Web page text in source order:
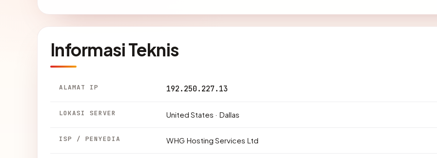
Informasi Teknis
ALAMAT IP 192.250.227.13
LOKASI SERVER United States · Dallas
ISP / PENYEDIA WHG Hosting Services Ltd